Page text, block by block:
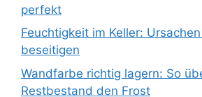
perfekt
Feuchtigkeit im Keller:
beseitigen
Wandfarbe richtig lagern: So
Restbestand den Frost